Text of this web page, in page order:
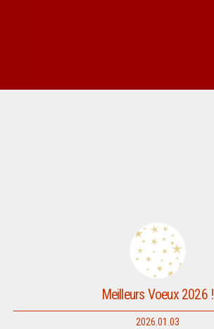
Meilleurs Voeux 2026 !
2026.01.03